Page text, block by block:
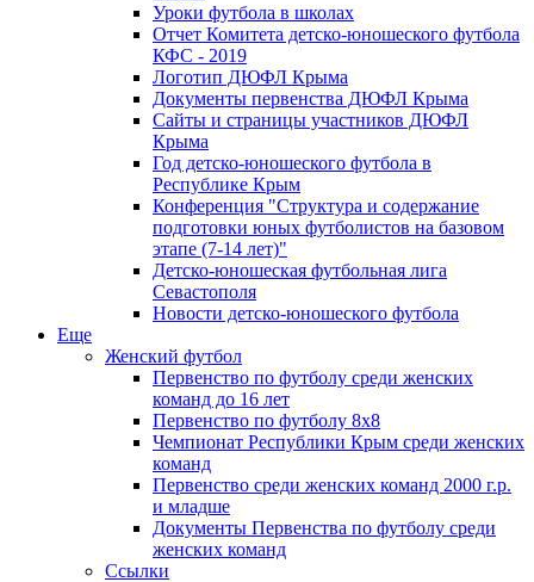
Уроки футбола в школах
Отчет Комитета детско-юношеского футбола
КФС - 2019
Логотип ДЮФЛ Крыма
Документы первенства ДЮФЛ Крыма
Сайты и страницы участников ДЮФЛ
Крыма
Год детско-юношеского футбола в
Республике Крым
Конференция "Структура и содержание
подготовки юных футболистов на базовом
этапе (7-14 лет)"
Детско-юношеская футбольная лига
Севастополя
Новости детско-юношеского футбола
Еще
Женский футбол
Первенство по футболу среди женских
команд до 16 лет
Первенство по футболу 8х8
Чемпионат Республики Крым среди женских
команд
Первенство среди женских команд 2000 г.р.
и младше
Документы Первенства по футболу среди
женских команд
Ссылки